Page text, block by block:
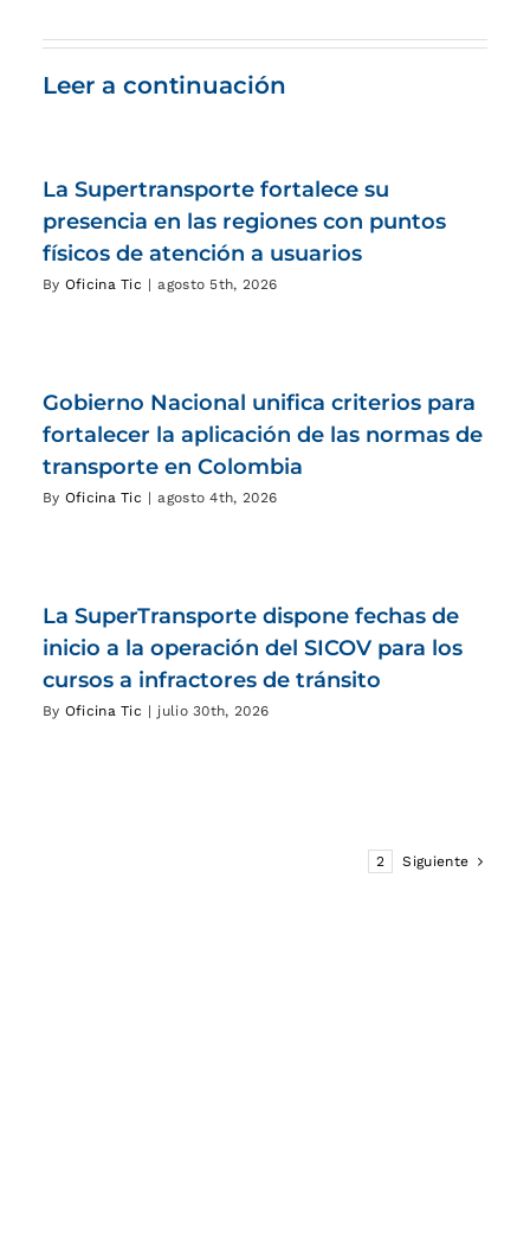
Leer a continuación
La Supertransporte fortalece su
presencia en las regiones con puntos
físicos de atención a usuarios
By Oficina Tic | agosto 5th, 2026
Gobierno Nacional unifica criterios para
fortalecer la aplicación de las normas de
transporte en Colombia
By Oficina Tic | agosto 4th, 2026
La SuperTransporte dispone fechas de
inicio a la operación del SICOV para los
cursos a infractores de tránsito
By Oficina Tic | julio 30th, 2026
2 Siguiente